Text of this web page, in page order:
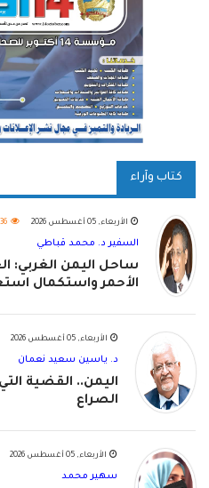
كتاب وآراء
الأربعاء, 05 أغسطس 2026 36
السفير د. محمد قباطي
ساحل اليمن الغربي:
الأحمر واستكمال
الأربعاء, 05 أغسطس 2026
د. ياسين سعيد نعمان
اليمن.. القضية
الصراع
الأربعاء, 05 أغسطس 2026
سهير محمد